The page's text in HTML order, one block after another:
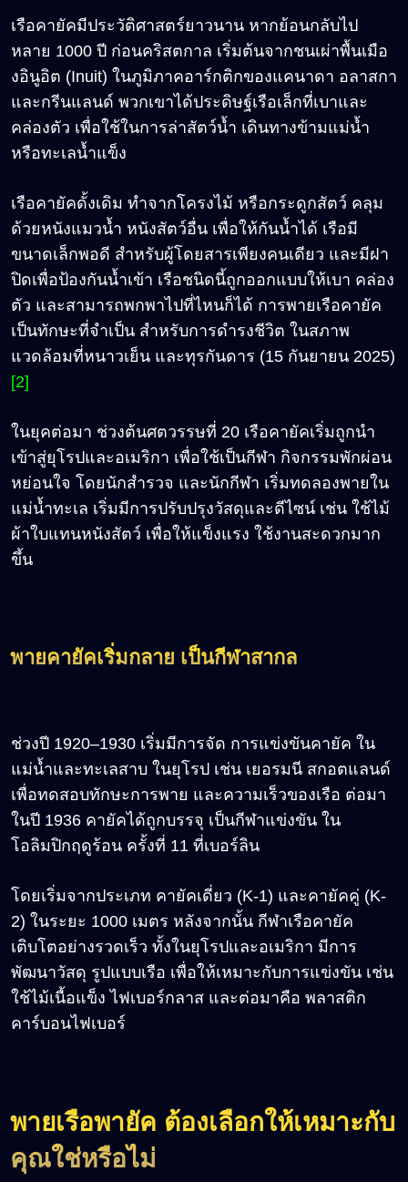
เรือคายัคมีประวัติศาสตร์ยาวนาน หากย้อนกลับไป
หลาย 1000 ปี ก่อนคริสตกาล เริ่มต้นจากชนเผ่าพื้นเมือ
งอินูอิต (Inuit) ในภูมิภาคอาร์กติกของแคนาดา อลาสกา
และกรีนแลนด์ พวกเขาได้ประดิษฐ์เรือเล็กที่เบาและ
คล่องตัว เพื่อใช้ในการล่าสัตว์น้ำ เดินทางข้ามแม่น้ำ
หรือทะเลน้ำแข็ง
เรือคายัคดั้งเดิม ทำจากโครงไม้ หรือกระดูกสัตว์ คลุม
ด้วยหนังแมวน้ำ หนังสัตว์อื่น เพื่อให้กันน้ำได้ เรือมี
ขนาดเล็กพอดี สำหรับผู้โดยสารเพียงคนเดียว และมีฝา
ปิดเพื่อป้องกันน้ำเข้า เรือชนิดนี้ถูกออกแบบให้เบา คล่อง
ตัว และสามารถพกพาไปที่ไหนก็ได้ การพายเรือคายัค
เป็นทักษะที่จำเป็น สำหรับการดำรงชีวิต ในสภาพ
แวดล้อมที่หนาวเย็น และทุรกันดาร (15 กันยายน 2025)
[2]
ในยุคต่อมา ช่วงต้นศตวรรษที่ 20 เรือคายัคเริ่มถูกนำ
เข้าสู่ยุโรปและอเมริกา เพื่อใช้เป็นกีฬา กิจกรรมพักผ่อน
หย่อนใจ โดยนักสำรวจ และนักกีฬา เริ่มทดลองพายใน
แม่น้ำทะเล เริ่มมีการปรับปรุงวัสดุและดีไซน์ เช่น ใช้ไม้
ผ้าใบแทนหนังสัตว์ เพื่อให้แข็งแรง ใช้งานสะดวกมาก
ขึ้น
พายคายัคเริ่มกลาย เป็นกีฬาสากล
ช่วงปี 1920–1930 เริ่มมีการจัด การแข่งขันคายัค ใน
แม่น้ำและทะเลสาบ ในยุโรป เช่น เยอรมนี สกอตแลนด์
เพื่อทดสอบทักษะการพาย และความเร็วของเรือ ต่อมา
ในปี 1936 คายัคได้ถูกบรรจุ เป็นกีฬาแข่งขัน ใน
โอลิมปิกฤดูร้อน ครั้งที่ 11 ที่เบอร์ลิน
โดยเริ่มจากประเภท คายัคเดี่ยว (K-1) และคายัคคู่ (K-
2) ในระยะ 1000 เมตร หลังจากนั้น กีฬาเรือคายัค
เติบโตอย่างรวดเร็ว ทั้งในยุโรปและอเมริกา มีการ
พัฒนาวัสดุ รูปแบบเรือ เพื่อให้เหมาะกับการแข่งขัน เช่น
ใช้ไม้เนื้อแข็ง ไฟเบอร์กลาส และต่อมาคือ พลาสติก
คาร์บอนไฟเบอร์
พายเรือพายัค ต้องเลือกให้เหมาะกับ
คุณใช่หรือไม่